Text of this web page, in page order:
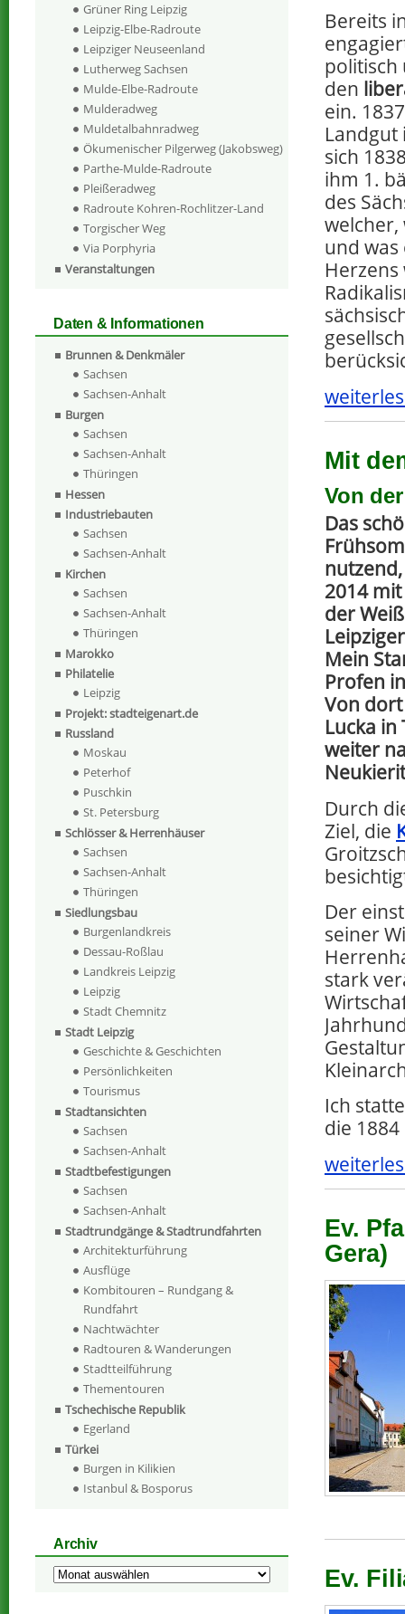
Bereits
politisch
den
ein.
sich
ihm 1.
des
welcher,
und was
Herzens
Mit
Von
Das
2014
der
Mein
Profen
Von
Lucka
weiter
Durch
Ziel, die
Der
seiner
stark
Ich
die
Ev.
Gera)
Ev.
Grüner Ring Leipzig
Leipzig-Elbe-Radroute
Leipziger Neuseenland
Lutherweg Sachsen
Mulde-Elbe-Radroute
Mulderadweg
Muldetalbahnradweg
Ökumenischer Pilgerweg (Jakobsweg)
Parthe-Mulde-Radroute
Pleißeradweg
Radroute Kohren-Rochlitzer-Land
Torgischer Weg
Via Porphyria
Veranstaltungen
Daten & Informationen
Brunnen & Denkmäler
Sachsen
Sachsen-Anhalt
Burgen
Sachsen
Sachsen-Anhalt
Thüringen
Hessen
Industriebauten
Sachsen
Sachsen-Anhalt
Kirchen
Sachsen
Sachsen-Anhalt
Thüringen
Marokko
Philatelie
Leipzig
Projekt: stadteigenart.de
Russland
Moskau
Peterhof
Puschkin
St. Petersburg
Schlösser & Herrenhäuser
Sachsen
Sachsen-Anhalt
Thüringen
Siedlungsbau
Burgenlandkreis
Dessau-Roßlau
Landkreis Leipzig
Leipzig
Stadt Chemnitz
Stadt Leipzig
Geschichte & Geschichten
Persönlichkeiten
Tourismus
Stadtansichten
Sachsen
Sachsen-Anhalt
Stadtbefestigungen
Sachsen
Sachsen-Anhalt
Stadtrundgänge & Stadtrundfahrten
Architekturführung
Ausflüge
Kombitouren – Rundgang &
Rundfahrt
Nachtwächter
Radtouren & Wanderungen
Stadtteilführung
Thementouren
Tschechische Republik
Egerland
Türkei
Burgen in Kilikien
Istanbul & Bosporus
Archiv
Archiv